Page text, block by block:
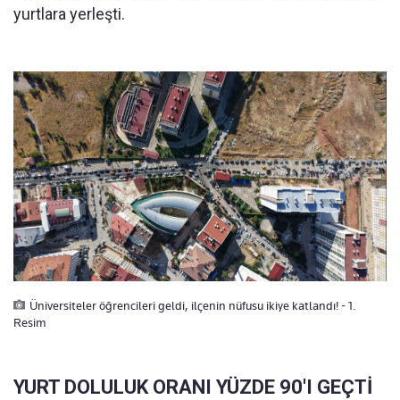
yurtlara yerleşti.
Üniversiteler öğrencileri geldi, ilçenin nüfusu ikiye katlandı! - 1.
Resim
YURT DOLULUK ORANI YÜZDE 90'I GEÇTİ